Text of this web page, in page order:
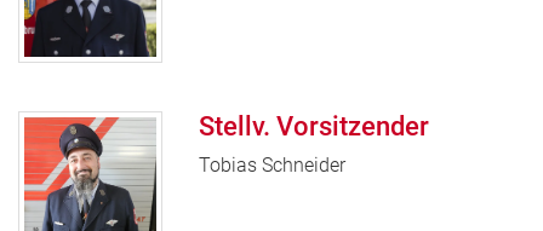
Stellv. Vorsitzender
Tobias Schneider